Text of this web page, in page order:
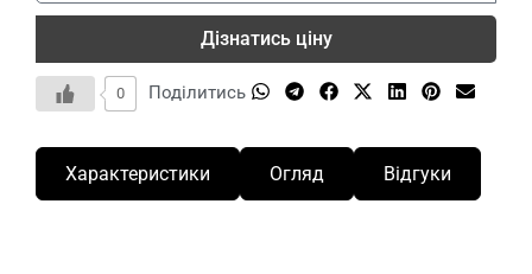
Дізнатись ціну
0 Поділитись
Характеристики Огляд Відгуки